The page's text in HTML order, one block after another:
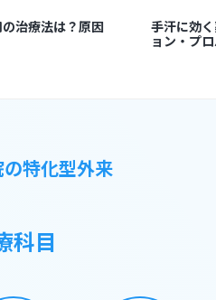
治療法は？原因
手汗に効
ョン・プ
特化型外来
科目